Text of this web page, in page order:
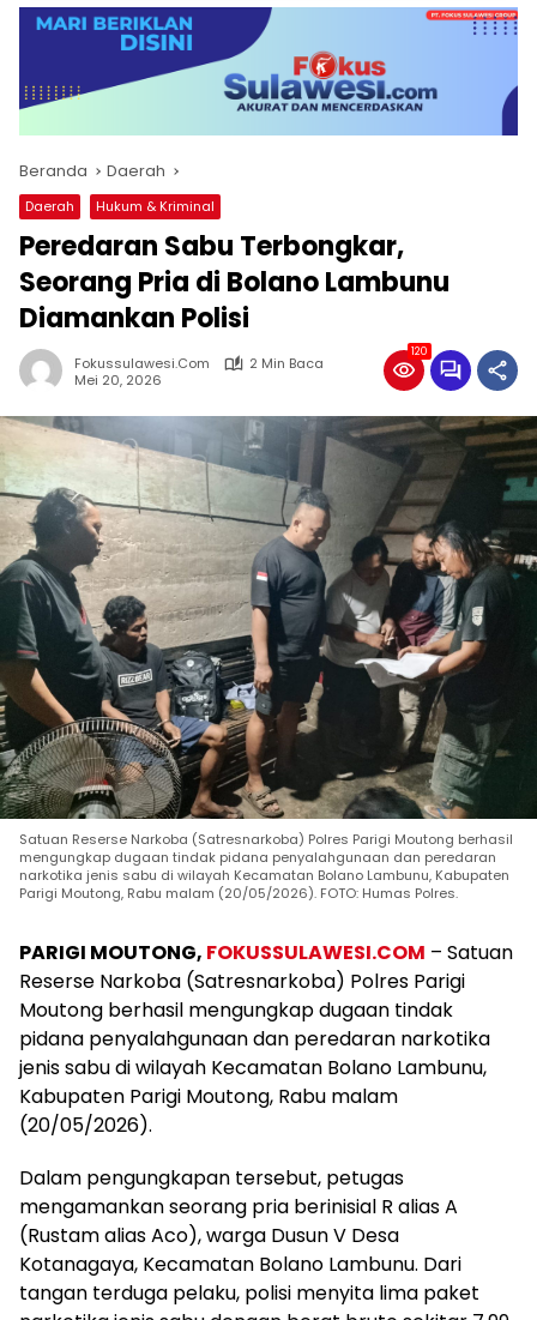
Beranda Daerah
Daerah Hukum & Kriminal
Peredaran Sabu Terbongkar,
Seorang Pria di Bolano Lambunu
Diamankan Polisi
Fokussulawesi.com
2 Min Baca
Mei 20, 2026
120
Satuan Reserse Narkoba (Satresnarkoba) Polres Parigi Moutong berhasil
mengungkap dugaan tindak pidana penyalahgunaan dan peredaran
narkotika jenis sabu di wilayah Kecamatan Bolano Lambunu, Kabupaten
Parigi Moutong, Rabu malam (20/05/2026). FOTO: Humas Polres.
PARIGI MOUTONG, FOKUSSULAWESI.COM – Satuan
Reserse Narkoba (Satresnarkoba) Polres Parigi
Moutong berhasil mengungkap dugaan tindak
pidana penyalahgunaan dan peredaran narkotika
jenis sabu di wilayah Kecamatan Bolano Lambunu,
Kabupaten Parigi Moutong, Rabu malam
(20/05/2026).
Dalam pengungkapan tersebut, petugas
mengamankan seorang pria berinisial R alias A
(Rustam alias Aco), warga Dusun V Desa
Kotanagaya, Kecamatan Bolano Lambunu. Dari
tangan terduga pelaku, polisi menyita lima paket